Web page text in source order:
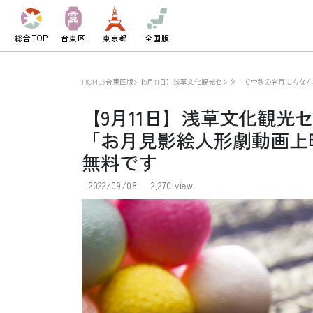
総合TOP 台東区 東京都 全国版
HOME 台東区版 【9月11日】浅草文化観光センターで中秋の名月にち
【9月11日】浅草文化観
「お月見影絵人形劇動画
無料です
2022/09/08 2,270 view